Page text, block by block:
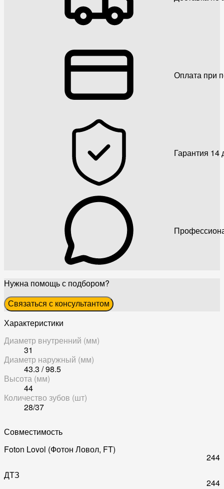
Оплата при
Гарантия 14
Нужна помощь с подбором?
Связаться с консультантом
Характеристики
Диаметр внутренний (мм)
31
Диаметр наружный (мм)
43.3 / 98.5
Высота (мм)
44
Количество зубов (шт)
28/37
Совместимость
Foton Lovol (Фотон Ловол, FT)
244
ДТЗ
244